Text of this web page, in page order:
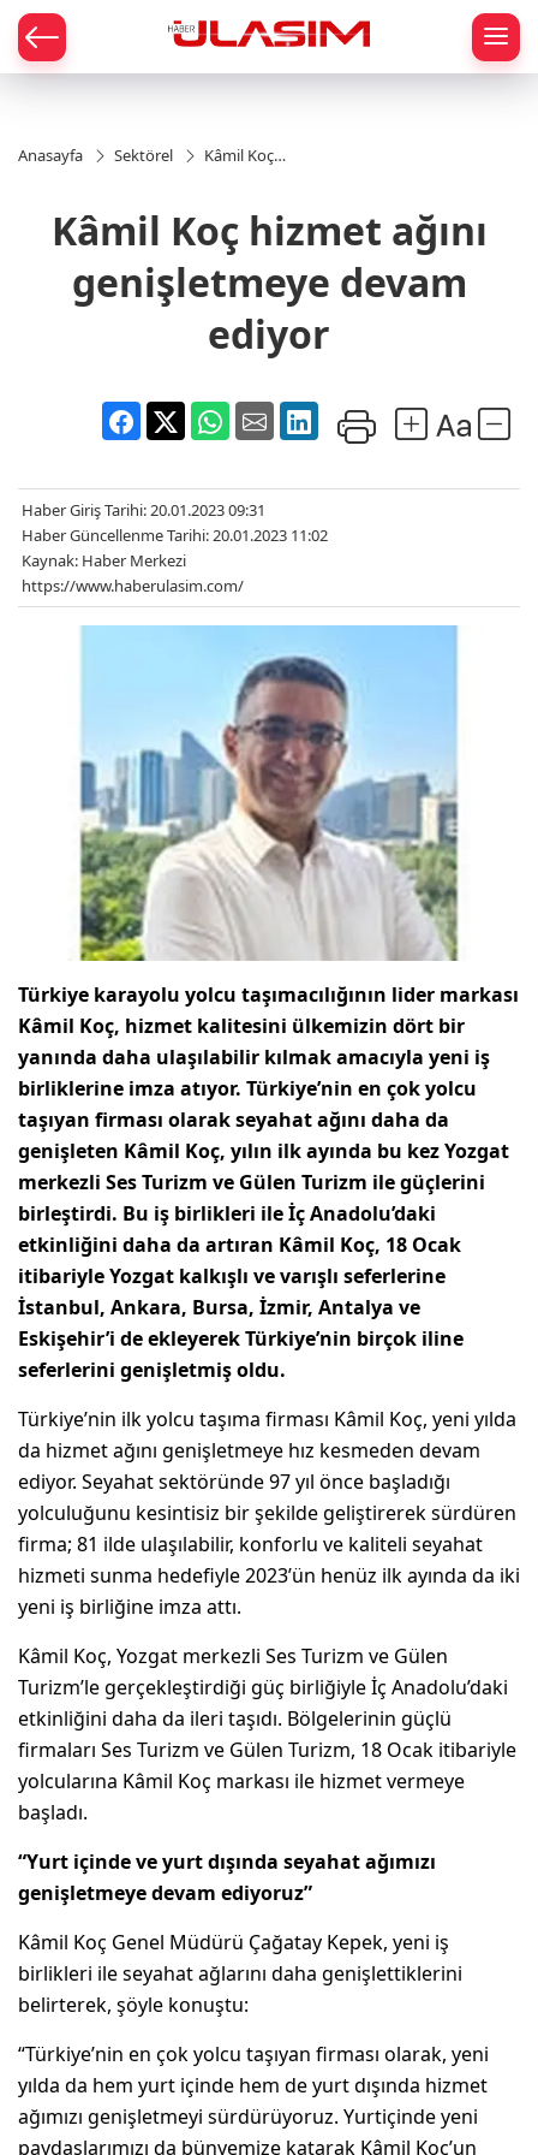
Anasayfa Sektörel
Kâmil Koç
devam
ediyor
Kâmil Koç hizmet ağını
genişletmeye devam
ediyor
Haber Giriş Tarihi: 20.01.2023 09:31
Haber Güncellenme Tarihi: 20.01.2023 11:02
Kaynak: Haber Merkezi
https://www.haberulasim.com/
Türkiye karayolu yolcu taşımacılığının lider markası
Kâmil Koç, hizmet kalitesini ülkemizin dört bir
yanında daha ulaşılabilir kılmak amacıyla yeni iş
birliklerine imza atıyor. Türkiye’nin en çok yolcu
taşıyan firması olarakseyahat ağını daha da
genişleten Kâmil Koç, yılın ilk ayında bu kez Yozgat
merkezli Ses Turizm ve Gülen Turizm ile güçlerini
birleştirdi. Bu iş birlikleri ile İç Anadolu’daki
etkinliğini daha da artıran Kâmil Koç, 18 Ocak
itibariyle Yozgat kalkışlı ve varışlı seferlerine
İstanbul, Ankara, Bursa, İzmir, Antalya ve
Eskişehir’i de ekleyerek Türkiye’nin birçok iline
seferlerini genişletmiş oldu.
Türkiye’nin ilk yolcu taşıma firması Kâmil Koç, yeni yılda
da hizmet ağını genişletmeye hız kesmeden devam
ediyor. Seyahat sektöründe 97 yıl önce başladığı
yolculuğunu kesintisiz bir şekilde geliştirerek sürdüren
firma; 81 ilde ulaşılabilir, konforlu ve kaliteli seyahat
hizmeti sunma hedefiyle 2023’ün henüz ilk ayında da iki
yeni iş birliğine imza attı.
Kâmil Koç, Yozgat merkezli Ses Turizm ve Gülen
Turizm’le gerçekleştirdiği güç birliğiyle İç Anadolu’daki
etkinliğini daha da ileri taşıdı. Bölgelerinin güçlü
firmaları Ses Turizm ve Gülen Turizm, 18 Ocak itibariyle
yolcularına Kâmil Koç markası ile hizmet vermeye
başladı.
“Yurt içinde ve yurt dışında seyahat ağımızı
genişletmeye devam ediyoruz”
Kâmil Koç Genel Müdürü Çağatay Kepek, yeni iş
birlikleri ile seyahat ağlarını daha genişlettiklerini
belirterek, şöyle konuştu:
“Türkiye’nin en çok yolcu taşıyan firması olarak, yeni
yılda da hem yurt içinde hem de yurt dışında hizmet
ağımızı genişletmeyi sürdürüyoruz. Yurtiçinde yeni
paydaşlarımızı da bünyemize katarak Kâmil Koç’un